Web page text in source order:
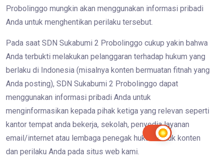
Probolinggo mungkin akan menggunakan informasi pribadi
Anda untuk menghentikan perilaku tersebut.
Pada saat SDN Sukabumi 2 Probolinggo cukup yakin bahwa
Anda terbukti melakukan pelanggaran terhadap hukum yang
berlaku di Indonesia (misalnya konten bermuatan fitnah yang
Anda posting), SDN Sukabumi 2 Probolinggo dapat
menggunakan informasi pribadi Anda untuk
menginformasikan kepada pihak ketiga yang relevan seperti
kantor tempat anda bekerja, sekolah, penyedia layanan
email/internet atau lembaga penegak hukum untuk konten
dan perilaku Anda pada situs web kami.